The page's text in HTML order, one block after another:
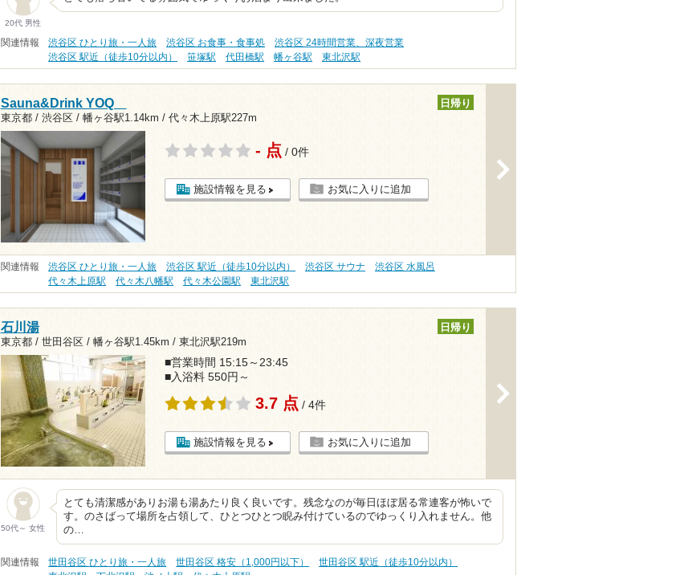
20代 男性
関連情報 渋谷区 ひとり旅・一人旅 渋谷区 お食事・食事処
渋谷区 24時間営業、深夜営業
渋谷区 駅近（徒歩10分以内）
笹塚駅 代田橋駅 幡ヶ谷駅 東北沢駅
Sauna&Drink YOQ
東京都 / 渋谷区 / 幡ヶ谷駅1.14km / 代々木上原駅227m
日帰り
- 点 / 0件
施設情報を見る お気に入りに追加
関連情報 渋谷区 ひとり旅・一人旅 渋谷区 駅近（徒歩10分以内） 渋谷区 サウナ
渋谷区 水風呂
代々木上原駅
代々木八幡駅 代々木公園駅 東北沢駅
石川湯
東京都 / 世田谷区 / 幡ヶ谷駅1.45km / 東北沢駅219m
日帰り
■営業時間 15:15～23:45
■入浴料 550円～
3.7 点 / 4件
施設情報を見る お気に入りに追加
50代～ 女性
とても清潔感がありお湯も湯あたり良く良いです。残念なのが毎日ほぼ居る常連客が怖いで
す。のさばって場所を占領して、ひとつひとつ睨み付けているのでゆっくり入れません。他
の…
関連情報 世田谷区 ひとり旅・一人旅 世田谷区 格安（1,000円以下）
世田谷区 駅近（徒歩10分以内）